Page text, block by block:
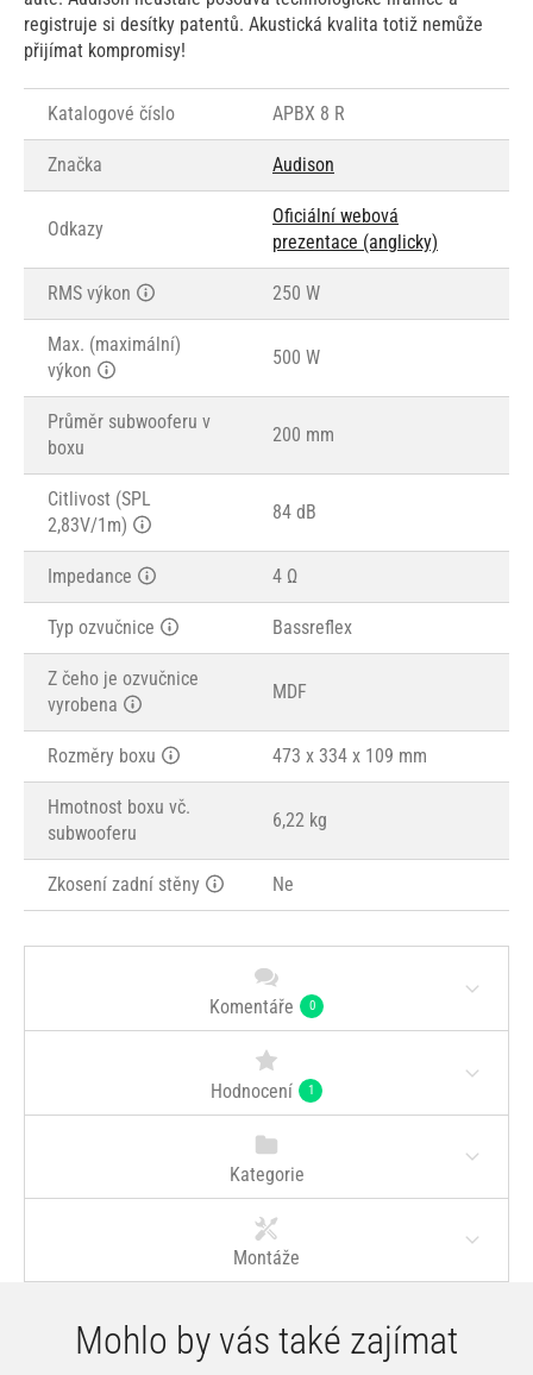
registruje si desítky patentů. Akustická kvalita totiž nemůže
přijímat kompromisy!
Katalogové číslo APBX 8 R
Značka Audison
Odkazy
Oficiální webová
prezentace (anglicky)
RMS výkon 250 W
Max. (maximální)
výkon
500 W
Průměr subwooferu v
boxu
200 mm
Citlivost (SPL
2,83V/1m)
84 dB
Impedance 4 Ω
Typ ozvučnice Bassreflex
Z čeho je ozvučnice
vyrobena
MDF
Rozměry boxu 473 x 334 x 109 mm
Hmotnost boxu vč.
subwooferu
6,22 kg
Zkosení zadní stěny Ne
Komentáře 0
Hodnocení 1
Kategorie
Montáže
Mohlo by vás také zajímat